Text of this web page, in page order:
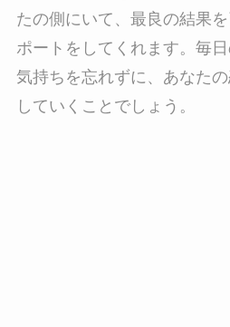
たの側にいて、最良の結果
ポートをしてくれます。毎
気持ちを忘れずに、あなた
していくことでしょう。